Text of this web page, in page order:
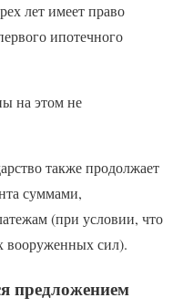
лет имеет право
ипотечного
на этом не
также продолжает
суммами,
(при условии, что
вооруженных сил).
предложением